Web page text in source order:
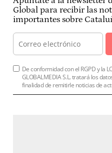
Global para recibir las
importantes sobre
De conformidad con el RGPD y la
GLOBALMEDIA S.L. tratará los
finalidad de remitirle noticias de